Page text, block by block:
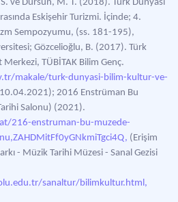
ve Dursun, M. T. (2018). Türk Dünyası
Eskişehir Turizmi. İçinde; 4.
Sempozyumu, (ss. 181-195),
Gözcelioğlu, B. (2017). Türk
TÜBİTAK Bilim Genç.
makale/turk-dunyasi-bilim-kultur-ve-
2016 Enstrüman Bu
Salonu) (2021).
216-enstruman-bu-muzede-
(Erişim
- Müzik Tarihi Müzesi - Sanal Gezisi
sanaltur/bilimkultur.html,